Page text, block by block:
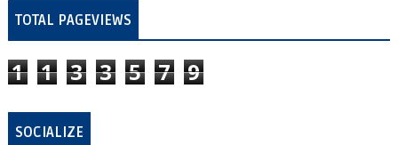
TOTAL PAGEVIEWS
1 1 3 3 5 7 9
SOCIALIZE